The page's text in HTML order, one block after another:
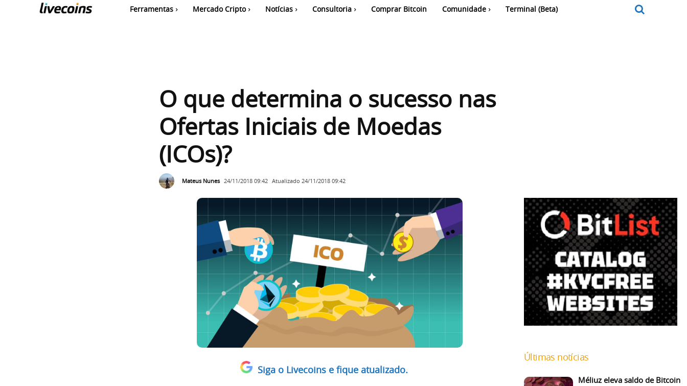
Ferramentas Mercado Cripto Notícias Consultoria Comprar Bitcoin Comunidade Terminal (Beta)
O que determina o sucesso nas
Ofertas Iniciais de Moedas
(ICOs)?
Mateus Nunes 24/11/2018 09:42 Atualizado 24/11/2018 09:42
Siga o Livecoins e fique atualizado.
Últimas notícias
Méliuz eleva saldo de Bitcoin